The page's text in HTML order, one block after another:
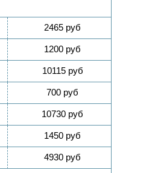
2465 руб
1200 руб
10115 руб
700 руб
10730 руб
1450 руб
4930 руб